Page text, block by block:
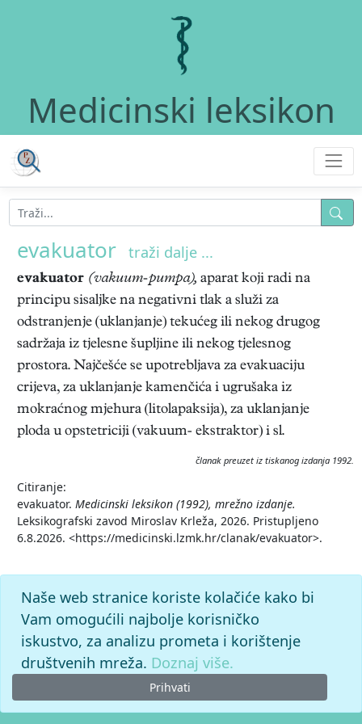
Medicinski leksikon
evakuator traži dalje ...
evakuator (vakuum-pumpa), aparat koji radi na
principu sisaljke na negativni tlak a služi za
odstranjenje (uklanjanje) tekućeg ili nekog drugog
sadržaja iz tjelesne šupljine ili nekog tjelesnog
prostora. Najčešće se upotrebljava za evakuaciju
crijeva, za uklanjanje kamenčića i ugrušaka iz
mokraćnog mjehura (litolapaksija), za uklanjanje
ploda u opstetriciji (vakuum- ekstraktor) i sl.
članak preuzet iz tiskanog izdanja 1992.
Citiranje:
evakuator. Medicinski leksikon (1992), mrežno izdanje.
Leksikografski zavod Miroslav Krleža, 2026. Pristupljeno
6.8.2026. <https://medicinski.lzmk.hr/clanak/evakuator>.
Naše web stranice koriste kolačiće kako bi
Vam omogućili najbolje korisničko
iskustvo, za analizu prometa i korištenje
društvenih mreža. Doznaj više.
Prihvati
© 2026. -Leksikografski zavodMiroslav Krleža